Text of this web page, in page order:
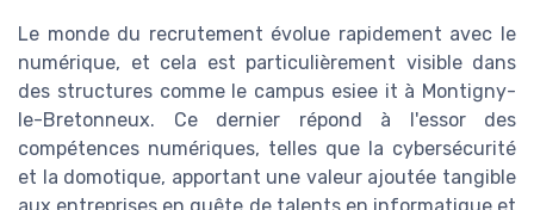
Le monde du recrutement évolue rapidement avec le
numérique, et cela est particulièrement visible dans
des structures comme le campus esiee it à Montigny-
le-Bretonneux. Ce dernier répond à l'essor des
compétences numériques, telles que la cybersécurité
et la domotique, apportant une valeur ajoutée tangible